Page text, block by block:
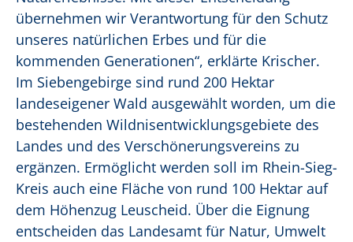
übernehmen wir Verantwortung für den Schutz
unseres natürlichen Erbes und für die
kommenden Generationen“, erklärte Krischer.
Im Siebengebirge sind rund 200 Hektar
landeseigener Wald ausgewählt worden, um die
bestehenden Wildnisentwicklungsgebiete des
Landes und des Verschönerungsvereins zu
ergänzen. Ermöglicht werden soll im Rhein-Sieg-
Kreis auch eine Fläche von rund 100 Hektar auf
dem Höhenzug Leuscheid. Über die Eignung
entscheiden das Landesamt für Natur, Umwelt